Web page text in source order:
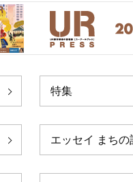
特集
エッセイ まちの